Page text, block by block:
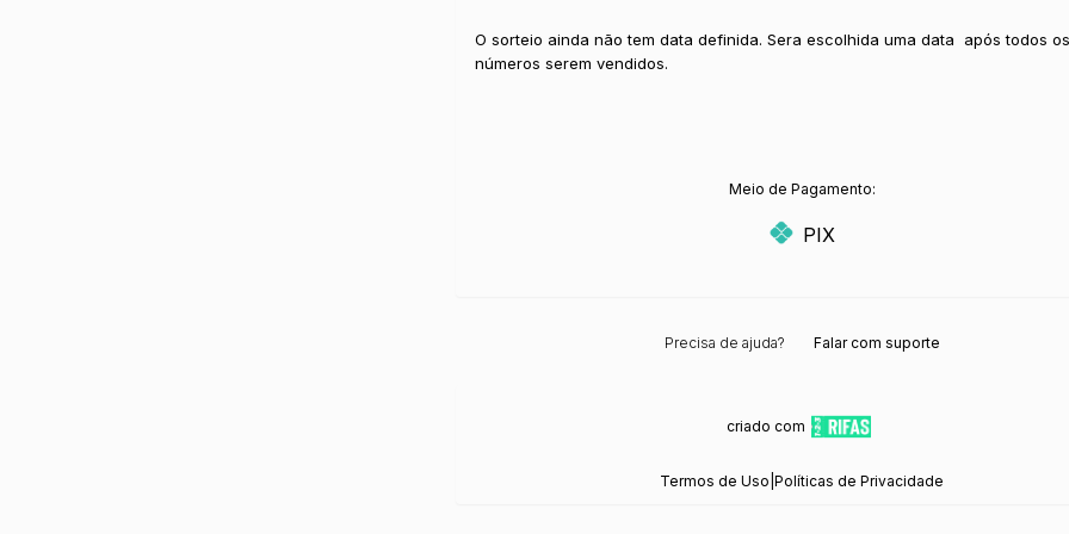
O sorteio ainda não tem data definida. Sera escolhida uma data após todos os
números serem vendidos.
Meio de Pagamento:
PIX
Precisa de ajuda? Falar com suporte
criado com
Termos de Uso Políticas de Privacidade